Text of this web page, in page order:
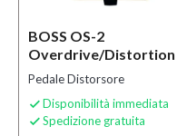
BOSS OS-2
Overdrive/Distortion
Pedale Distorsore
 Disponibilità immediata
 Spedizione gratuita